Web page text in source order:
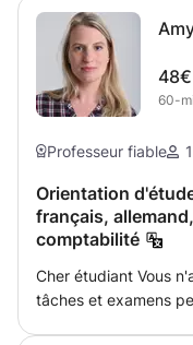
48€
60-
Professeur fiable 1
Orientation
français,
comptabilité
Cher étudiant Vous n'aimez pas les nombreux tests,
tâches et examens